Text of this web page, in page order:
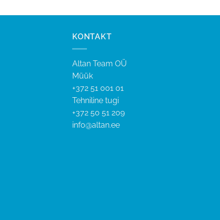
KONTAKT
Altan Team OÜ
Müük
+372 51 001 01
Tehniline tugi
+372 50 51 209
info@altan.ee